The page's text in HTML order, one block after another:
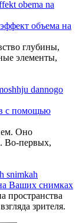
объема на
глубины,
элементы,
с помощью
Оно
Во-первых,
Ваших снимках
пространства
зрителя.